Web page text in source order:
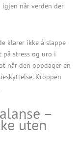
igjen når verden der
klarer ikke å slappe
på stress og uro i
når den oppdager en
Kroppen
–
uten